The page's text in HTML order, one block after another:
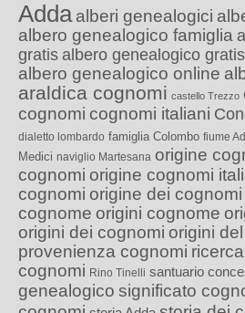
Adda alberi genealogici
albero genealogico famiglia
gratis albero genealogico
albero genealogico online
araldica cognomi castello Trezzo
cognomi cognomi italiani
dialetto lombardo famiglia Colombo fiume
Medici naviglio Martesana origine
cognomi origine cognomi
cognomi origine dei cognomi
cognome origini cognome
origini dei cognomi origini
provenienza cognomi
cognomi Rino Tinelli santuario
genealogico significato